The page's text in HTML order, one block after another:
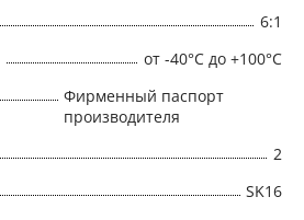
6:1
от -40°C до +100°C
Фирменный паспорт
производителя
2
SK16